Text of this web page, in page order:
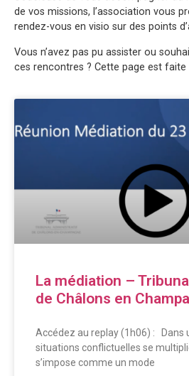
de vos missions, l’association vous
rendez-vous en visio sur des points
Vous n’avez pas pu assister ou
ces rencontres ? Cette page est faite
La médiation –
de Châlons en
Accédez au replay (1h06) : Dans
situations conflictuelles se
s’impose comme un mode